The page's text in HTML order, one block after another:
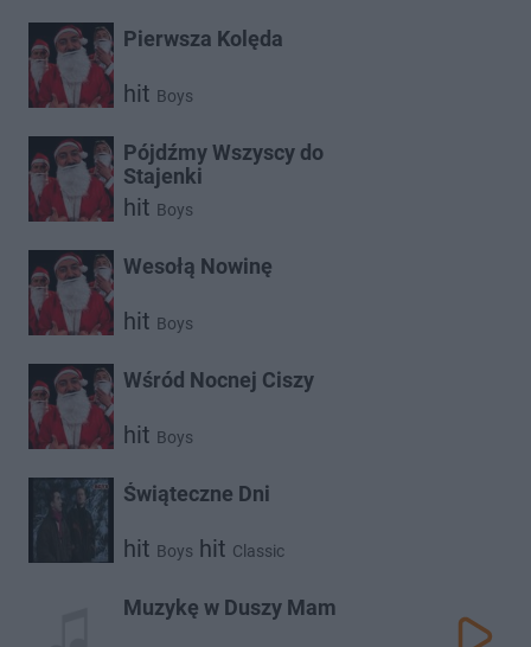
Pierwsza Kolęda
hit Boys
Pójdźmy Wszyscy do
Stajenki
hit Boys
Wesołą Nowinę
hit Boys
Wśród Nocnej Ciszy
hit Boys
Świąteczne Dni
hit Boys hit Classic
Muzykę w Duszy Mam